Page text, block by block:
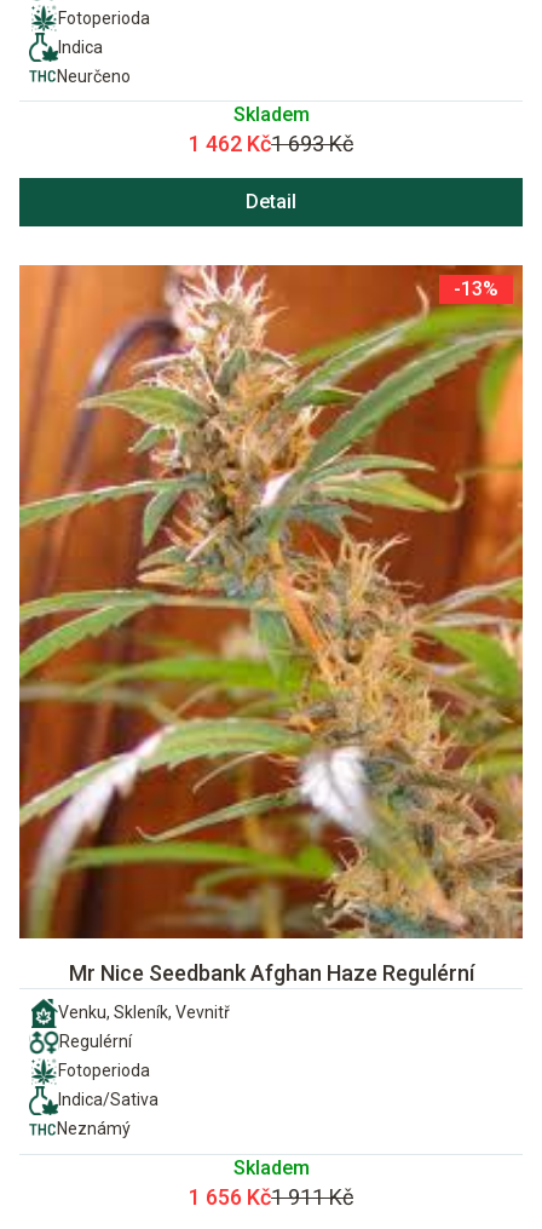
Fotoperioda
Indica
Neurčeno
Skladem
1 462 Kč1 693 Kč
Detail
-13%
Mr Nice Seedbank Afghan Haze Regulérní
Venku, Skleník, Vevnitř
Regulérní
Fotoperioda
Indica/Sativa
Neznámý
Skladem
1 656 Kč1 911 Kč